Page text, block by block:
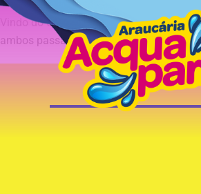
Vindo do terminal do Portão, pegue o
ambos passam pelo terminal Angélica.